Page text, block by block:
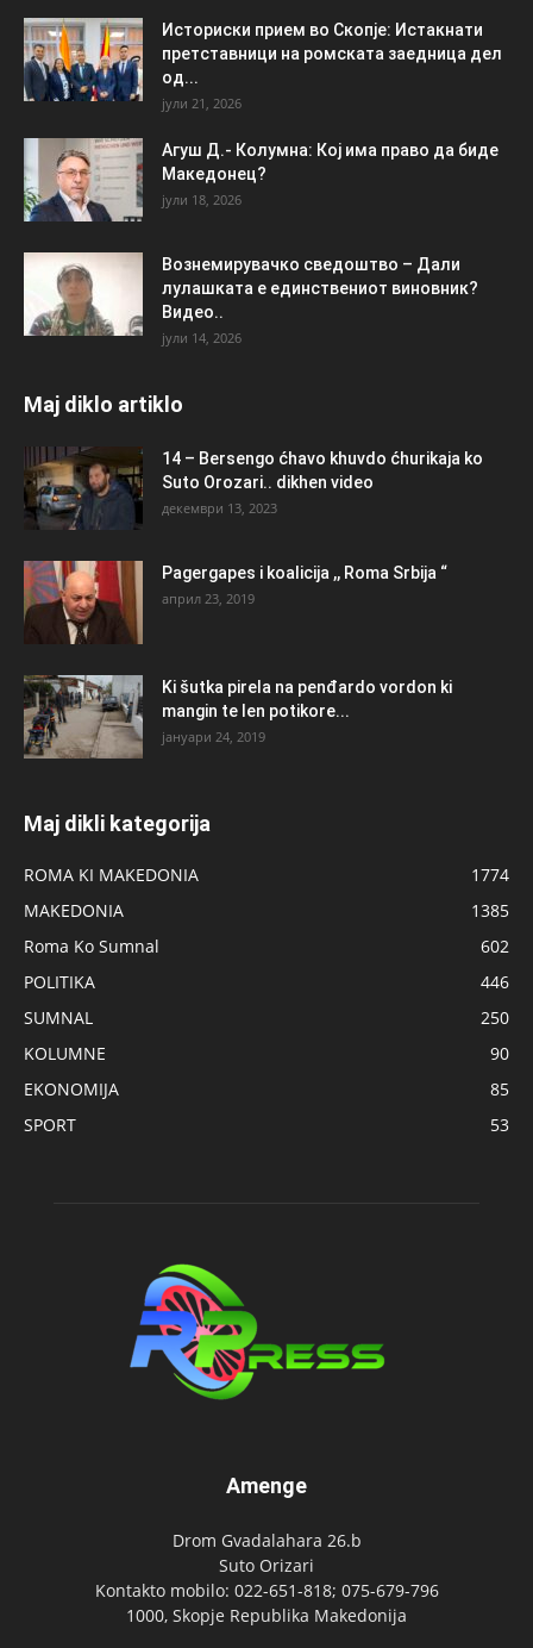
Историски прием во Скопје: Истакнати
претставници на ромската заедница дел
од...
јули 21, 2026
Агуш Д.- Колумна: Кој има право да биде
Македонец?
јули 18, 2026
Вознемирувачко сведоштво – Дали
лулашката е единствениот виновник?
Видео..
јули 14, 2026
Maj diklo artiklo
14 – Bersengo ćhavo khuvdo ćhurikaja ko
Suto Orozari.. dikhen video
декември 13, 2023
Pagergapes i koalicija ,, Roma Srbija “
април 23, 2019
Ki šutka pirela na penđardo vordon ki
mangin te len potikore...
јануари 24, 2019
Maj dikli kategorija
ROMA KI MAKEDONIA
1774
MAKEDONIA
1385
Roma Ko Sumnal
602
POLITIKA
446
SUMNAL
250
KOLUMNE
90
EKONOMIJA
85
SPORT
53
Amenge
Drom Gvadalahara 26.b
Suto Orizari
Kontakto mobilo: 022-651-818; 075-679-796
1000, Skopje Republika Makedonija